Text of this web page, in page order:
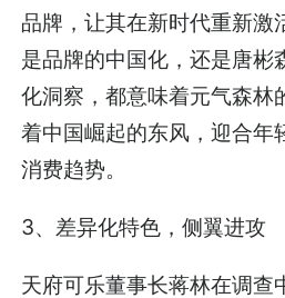
品牌，让其在新时代重新激
是品牌的中国化，还是唐彬
化洞察，都意味着元气森林
着中国崛起的东风，迎合年
消费趋势。
3、差异化特色，侧翼进攻
天府可乐董事长蒋林在调查